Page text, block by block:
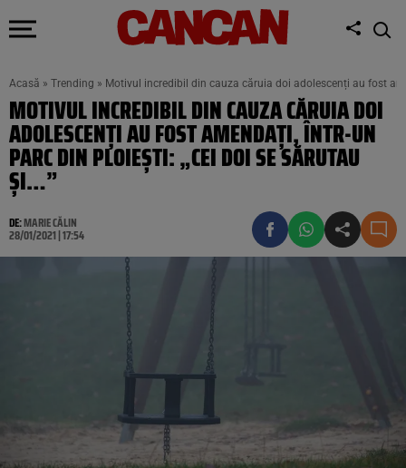
Acasă » Trending » Motivul incredibil din cauza căruia doi adolescenți au fost
MOTIVUL INCREDIBIL DIN CAUZA CĂRUIA DOI
ADOLESCENȚI AU FOST AMENDAȚI, ÎNTR-UN
PARC DIN PLOIEȘTI: „CEI DOI SE SĂRUTAU
ȘI…”
DE:MARIE CĂLIN
28/01/2021 | 17:54